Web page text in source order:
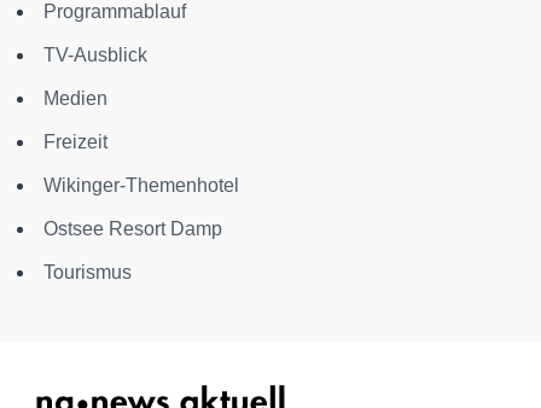
Programmablauf
TV-Ausblick
Medien
Freizeit
Wikinger-Themenhotel
Ostsee Resort Damp
Tourismus